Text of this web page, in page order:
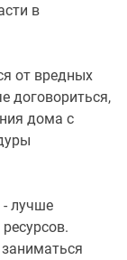
в
от вредных
договориться,
дома с
- лучше